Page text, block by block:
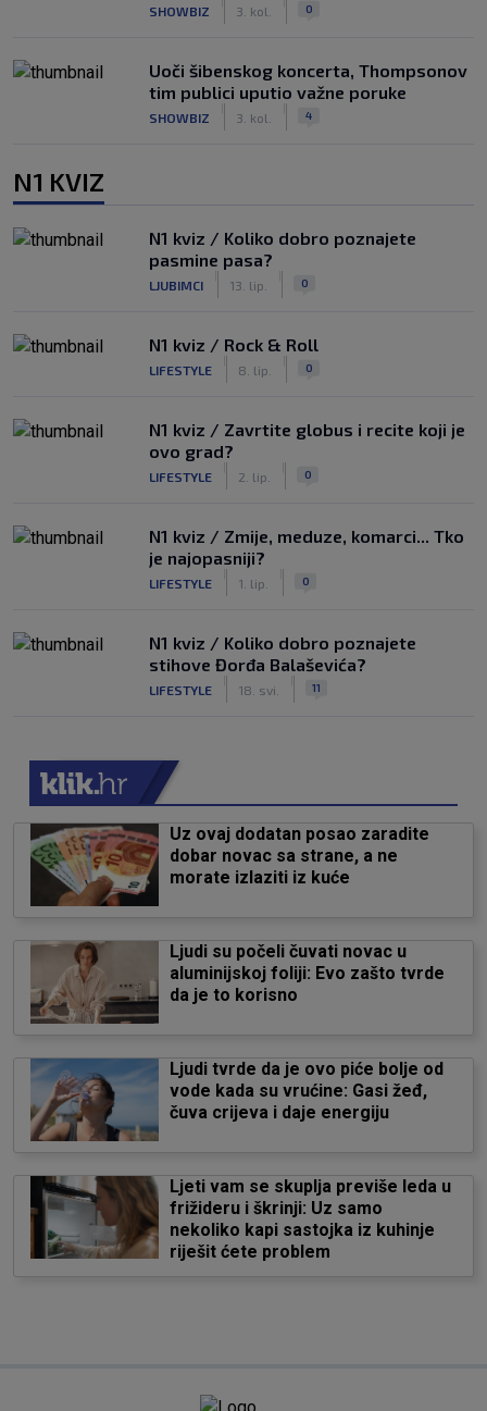
SHOWBIZ 3. kol. 0
Uoči šibenskog koncerta, Thompsonov
tim publici uputio važne poruke
SHOWBIZ 3. kol. 4
N1 KVIZ
N1 kviz / Koliko dobro poznajete
pasmine pasa?
LJUBIMCI 13. lip. 0
N1 kviz / Rock & Roll
LIFESTYLE 8. lip. 0
N1 kviz / Zavrtite globus i recite koji je
ovo grad?
LIFESTYLE 2. lip. 0
N1 kviz / Zmije, meduze, komarci... Tko
je najopasniji?
LIFESTYLE 1. lip. 0
N1 kviz / Koliko dobro poznajete
stihove Đorđa Balaševića?
LIFESTYLE 18. svi. 11
Uz ovaj dodatan posao zaradite
dobar novac sa strane, a ne
morate izlaziti iz kuće
Ljudi su počeli čuvati novac u
aluminijskoj foliji: Evo zašto tvrde
da je to korisno
Ljudi tvrde da je ovo piće bolje od
vode kada su vrućine: Gasi žeđ,
čuva crijeva i daje energiju
Ljeti vam se skuplja previše leda u
frižideru i škrinji: Uz samo
nekoliko kapi sastojka iz kuhinje
riješit ćete problem